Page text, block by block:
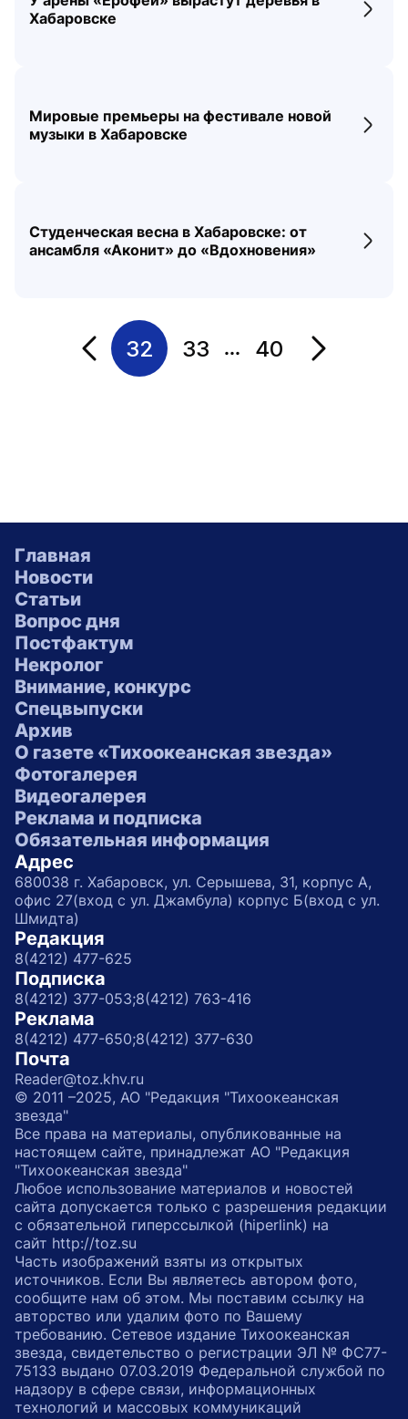
Хабаровске
Мировые премьеры на фестивале новой
музыки в Хабаровске
Студенческая весна в Хабаровске: от
ансамбля «Аконит» до «Вдохновения»
Переход на страницу
32 33 ... 40 Переход на
Главная
Новости
Статьи
Вопрос дня
Постфактум
Некролог
Внимание, конкурс
Спецвыпуски
Архив
О газете «Тихоокеанская звезда»
Фотогалерея
Видеогалерея
Реклама и подписка
Обязательная информация
Адрес
680038 г. Хабаровск, ул. Серышева, 31, корпус А,
офис 27(вход с ул. Джамбула) корпус Б(вход с ул.
Шмидта)
Редакция
8(4212) 477-625
Подписка
8(4212) 377-053;8(4212) 763-416
Реклама
8(4212) 477-650;8(4212) 377-630
Почта
Reader@toz.khv.ru
© 2011 –2025, АО "Редакция "Тихоокеанская
звезда"
Все права на материалы, опубликованные на
настоящем сайте, принадлежат АО "Редакция
"Тихоокеанская звезда"
Любое использование материалов и новостей
сайта допускается только с разрешения редакции
с обязательной гиперссылкой (hiperlink) на
сайт http://toz.su
Часть изображений взяты из открытых
источников. Если Вы являетесь автором фото,
сообщите нам об этом. Мы поставим ссылку на
авторство или удалим фото по Вашему
требованию. Сетевое издание Тихоокеанская
звезда, свидетельство о регистрации ЭЛ № ФС77-
75133 выдано 07.03.2019 Федеральной службой по
надзору в сфере связи, информационных
технологий и массовых коммуникаций